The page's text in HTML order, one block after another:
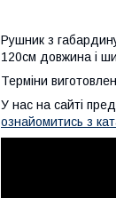
Рушник з
120см довжина і
Терміни
У нас на сайті
ознайомитись з